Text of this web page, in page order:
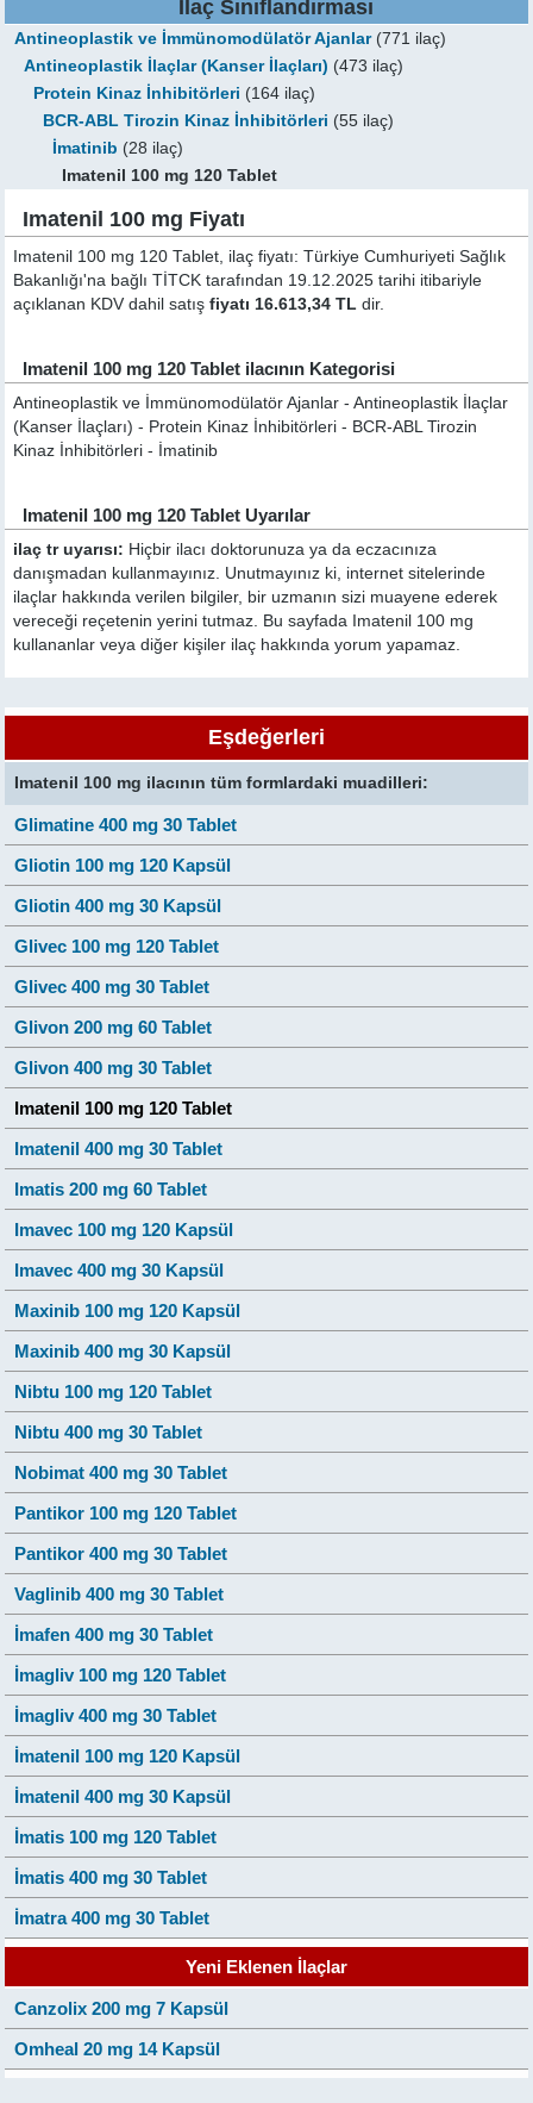
İlaç Sınıflandırması
Antineoplastik ve İmmünomodülatör Ajanlar(771 ilaç)
Antineoplastik İlaçlar (Kanser İlaçları) (473 ilaç)
Protein Kinaz İnhibitörleri (164 ilaç)
BCR-ABL Tirozin Kinaz İnhibitörleri (55 ilaç)
İmatinib (28 ilaç)
Imatenil 100 mg 120 Tablet
Imatenil 100 mg Fiyatı
Imatenil 100 mg 120 Tablet, ilaç fiyatı: Türkiye Cumhuriyeti Sağlık
Bakanlığı'na bağlı TİTCK tarafından 19.12.2025 tarihi itibariyle
açıklanan KDV dahil satışfiyatı 16.613,34 TL dir.
Imatenil 100 mg 120 Tablet ilacının Kategorisi
Antineoplastik ve İmmünomodülatör Ajanlar - Antineoplastik İlaçlar
(Kanser İlaçları) - Protein Kinaz İnhibitörleri - BCR-ABL Tirozin
Kinaz İnhibitörleri - İmatinib
Imatenil 100 mg 120 Tablet Uyarılar
ilaç tr uyarısı: Hiçbir ilacı doktorunuza ya da eczacınıza
danışmadan kullanmayınız. Unutmayınız ki, internet sitelerinde
ilaçlar hakkında verilen bilgiler, bir uzmanın sizi muayene ederek
vereceği reçetenin yerini tutmaz. Bu sayfada Imatenil 100 mg
kullananlar veya diğer kişiler ilaç hakkında yorum yapamaz.
Eşdeğerleri
Imatenil 100 mg ilacının tüm formlardaki muadilleri:
Glimatine 400 mg 30 Tablet
Gliotin 100 mg 120 Kapsül
Gliotin 400 mg 30 Kapsül
Glivec 100 mg 120 Tablet
Glivec 400 mg 30 Tablet
Glivon 200 mg 60 Tablet
Glivon 400 mg 30 Tablet
Imatenil 100 mg 120 Tablet
Imatenil 400 mg 30 Tablet
Imatis 200 mg 60 Tablet
Imavec 100 mg 120 Kapsül
Imavec 400 mg 30 Kapsül
Maxinib 100 mg 120 Kapsül
Maxinib 400 mg 30 Kapsül
Nibtu 100 mg 120 Tablet
Nibtu 400 mg 30 Tablet
Nobimat 400 mg 30 Tablet
Pantikor 100 mg 120 Tablet
Pantikor 400 mg 30 Tablet
Vaglinib 400 mg 30 Tablet
İmafen 400 mg 30 Tablet
İmagliv 100 mg 120 Tablet
İmagliv 400 mg 30 Tablet
İmatenil 100 mg 120 Kapsül
İmatenil 400 mg 30 Kapsül
İmatis 100 mg 120 Tablet
İmatis 400 mg 30 Tablet
İmatra 400 mg 30 Tablet
Yeni Eklenen İlaçlar
Canzolix 200 mg 7 Kapsül
Omheal 20 mg 14 Kapsül